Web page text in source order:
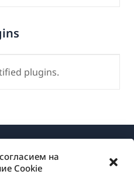
на
Cookie
plugins.